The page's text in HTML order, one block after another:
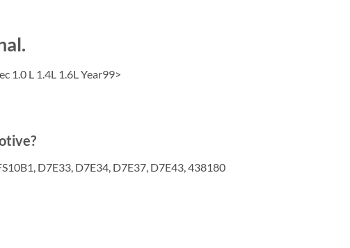
1.0 L 1.4L 1.6L Year99>
D7E33, D7E34, D7E37, D7E43, 438180